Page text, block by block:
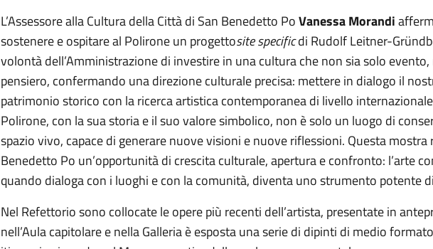
L’Assessore alla Cultura della Città di San Benedetto PoVanessa Morandi
sostenere e ospitare al Polirone un progettosite specificdi Rudolf Leitner-
volontà dell’Amministrazione di investire in una cultura che non sia solo evento,
pensiero, confermando una direzione culturale precisa: mettere in dialogo il
patrimonio storico con la ricerca artistica contemporanea di livello
Polirone, con la sua storia e il suo valore simbolico, non è solo un luogo di
spazio vivo, capace di generare nuove visioni e nuove riflessioni. Questa mostra
Benedetto Po un’opportunità di crescita culturale, apertura e confronto: l’arte
quando dialoga con i luoghi e con la comunità, diventa uno strumento potente
Nel Refettorio sono collocate le opere più recenti dell’artista, presentate in
nell’Aula capitolare e nella Galleria è esposta una serie di dipinti di medio